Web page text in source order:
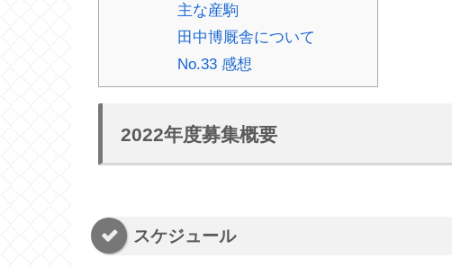
主な産駒
田中博厩舎について
No.33 感想
2022年度募集概要
スケジュール